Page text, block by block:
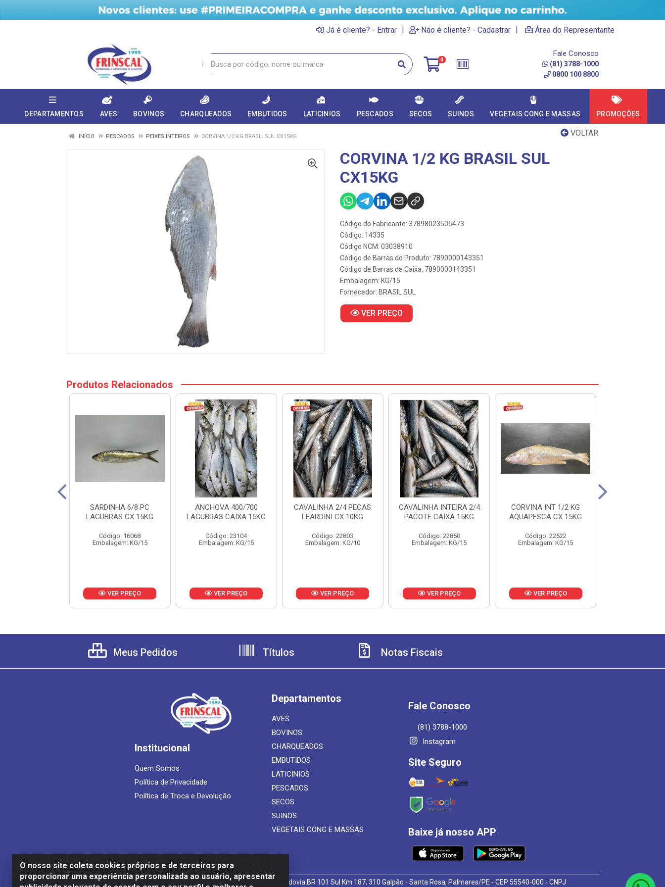
Já é cliente? - Entrar | Não é cliente? - Cadastrar | Área do Representante
0
Fale Conosco
(81) 3788-1000
0800 100 8800
DEPARTAMENTOS AVES BOVINOS CHARQUEADOS EMBUTIDOS LATICINIOS PESCADOS SECOS SUINOS VEGETAIS CONG E MASSAS PROMOÇÕES
VOLTAR
INÍCIO PESCADOS PEIXES INTEIROS CORVINA 1/2 KG BRASIL SUL CX15KG
CORVINA 1/2 KG BRASIL SUL
CX15KG
Código do Fabricante: 37898023505473
Código: 14335
Código NCM: 03038910
Código de Barras do Produto: 7890000143351
Código de Barras da Caixa: 7890000143351
Embalagem: KG/15
Fornecedor: BRASIL SUL
VER PREÇO
Produtos Relacionados
SARDINHA 6/8 PC
LAGUBRAS CX 15KG
Código: 16068
Embalagem: KG/15
VER PREÇO
ANCHOVA 400/700
LAGUBRAS CAIXA 15KG
Código: 23104
Embalagem: KG/15
VER PREÇO
CAVALINHA 2/4 PECAS
LEARDINI CX 10KG
Código: 22803
Embalagem: KG/10
VER PREÇO
CAVALINHA INTEIRA 2/4
PACOTE CAIXA 15KG
Código: 22850
Embalagem: KG/15
VER PREÇO
CORVINA INT 1/2 KG
AQUAPESCA CX 15KG
Código: 22522
Embalagem: KG/15
VER PREÇO
O nosso site coleta cookies próprios e de terceiros para
proporcionar uma experiência personalizada ao usuário, apresentar
Meus Pedidos Títulos Notas Fiscais
Institucional
Quem Somos
Política de Privacidade
Política de Troca e Devolução
Departamentos
AVES
BOVINOS
CHARQUEADOS
EMBUTIDOS
LATICINIOS
PESCADOS
SECOS
SUINOS
VEGETAIS CONG E MASSAS
Fale Conosco
(81) 3788-1000
Instagram
Site Seguro
Baixe já nosso APP
Frinscal - Distribuidora e Importadora de Alimentos LTDA - Rodovia BR 101 Sul Km 187, 310 Galpão - Santa Rosa, Palmares/PE - CEP 55540-000 - CNPJ